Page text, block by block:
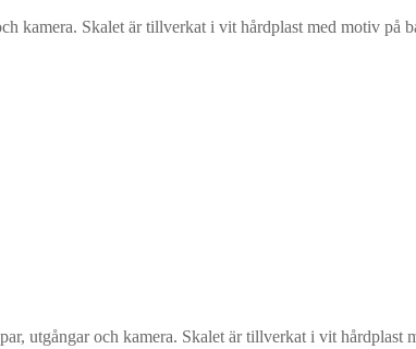
kamera. Skalet är tillverkat i vit hårdplast med motiv på
utgångar och kamera. Skalet är tillverkat i vit hårdplast